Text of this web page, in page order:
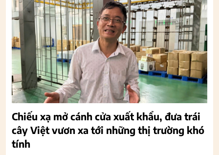
Chiếu xạ mở cánh cửa xuất khẩu, đưa trái
cây Việt vươn xa tới những thị trường khó
tính